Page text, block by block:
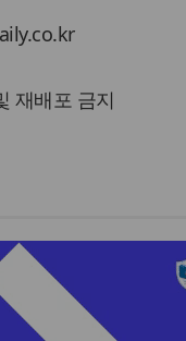
재배포 금지